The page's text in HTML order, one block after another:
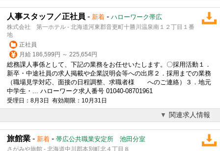
人事スタッフ／正社員 - 新着 - ハローワーク帯広
株式会社 第一ホテル - 北海道河東郡音更町十勝川温泉南１２丁目１番
地
正社員
月給 186,599円 ～ 225,654円
総務課人事係として、下記の業務をお任せいたします。〇採用活動１．
新卒・中途社員の求人掲載や企業説明会等への出席２．採用までの業務
（職場見学対応、面接の日程調整、求職者様 へのご連絡）３．地元
中学生・... ハローワーク求人番号 01040-08701961
受理日：8月3日 有効期限：10月31日
関連求人情報
旅館業 - 新着 - 帯広公共職業安定所 池田分室
さがみや旅館 - 北海道中川郡本別町北４丁目８